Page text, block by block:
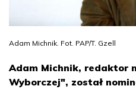
Adam Michnik. Fot. PAP/T. Gzell
Adam Michnik, redaktor
Wyborczej", został